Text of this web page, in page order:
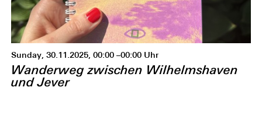
Sunday, 30.11.2025, 00:00 –00:00 Uhr
Wanderweg zwischen Wilhelmshaven
und Jever